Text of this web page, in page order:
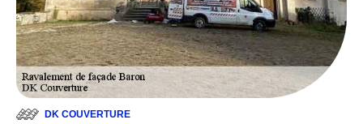
DK COUVERTURE